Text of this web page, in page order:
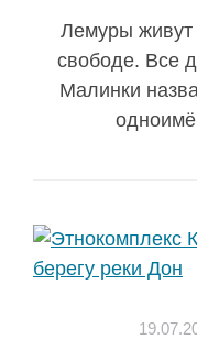
Лемуры живут
свободе. Все
Малинки